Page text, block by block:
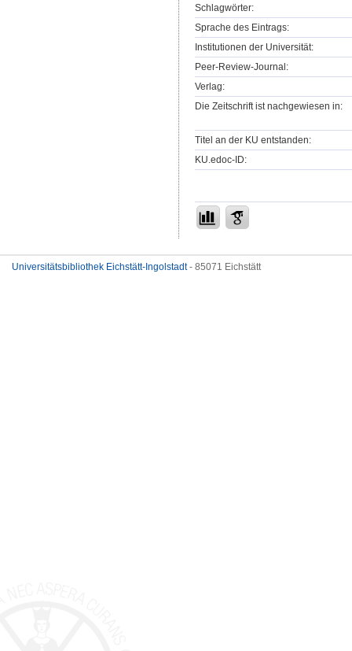
Schlagwörter:
Sprache des Eintrags:
Institutionen der Universität:
Peer-Review-Journal:
Verlag:
Die Zeitschrift ist nachgewiesen in:
Titel an der KU entstanden:
KU.edoc-ID:
Universitätsbibliothek Eichstätt-Ingolstadt- 85071 Eichstätt